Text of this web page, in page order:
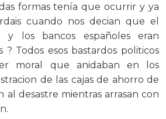
formas tenía que ocurrir y ya
cuando nos decian que el
y los bancos españoles eran
Todos esos bastardos politicos
moral que anidaban en los
de las cajas de ahorro de
al desastre mientras arrasan con